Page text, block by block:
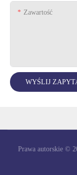
Zawartość
WYŚLIJ
Prawa autorskie ©